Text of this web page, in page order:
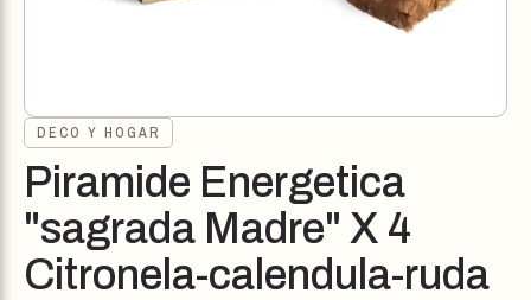
DECO Y HOGAR
Piramide Energetica
"sagrada Madre" X 4
Citronela-calendula-ruda